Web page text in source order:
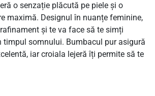
o senzație plăcută pe piele și o
maximă. Designul în nuanțe feminine,
și te va face să te simți
timpul somnului. Bumbacul pur asigură
iar croiala lejeră îți permite să te